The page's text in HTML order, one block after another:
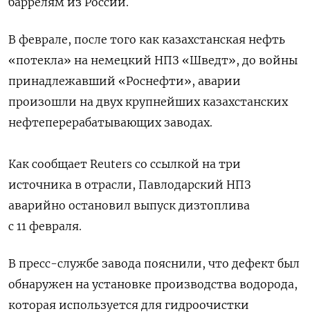
В феврале, после того как казахстанская нефть
«потекла» на немецкий НПЗ «Шведт», до войны
принадлежавший «Роснефти», аварии
произошли на двух крупнейших казахстанских
нефтеперерабатывающих заводах.
Как сообщает Reuters со ссылкой на три
источника в отрасли, Павлодарский НПЗ
аварийно остановил выпуск дизтоплива
с 11 февраля.
В пресс-службе завода пояснили, что дефект был
обнаружен на установке производства водорода,
которая используется для гидроочистки